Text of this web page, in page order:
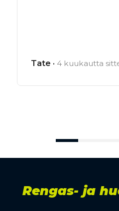
Tate · 4 kuukautta
Rengas- ja